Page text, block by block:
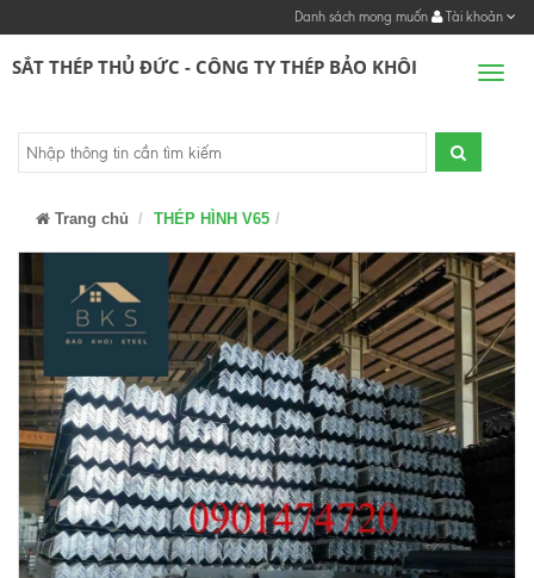
Danh sách mong muốn Tài khoản
SẮT THÉP THỦ ĐỨC - CÔNG TY THÉP BẢO KHÔI
Trang chủ THÉP HÌNH V65